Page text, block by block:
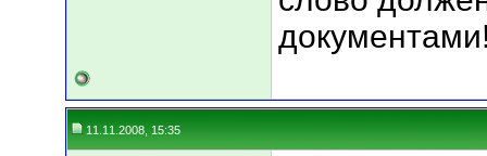
11.11.2008, 15:35